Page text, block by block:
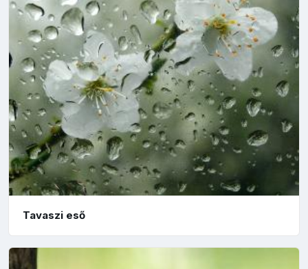
Tavaszi eső